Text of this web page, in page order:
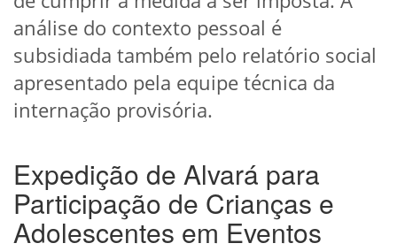
análise do contexto pessoal é
subsidiada também pelo relatório social
apresentado pela equipe técnica da
internação provisória.
Expedição de Alvará para
Participação de Crianças e
Adolescentes em Eventos